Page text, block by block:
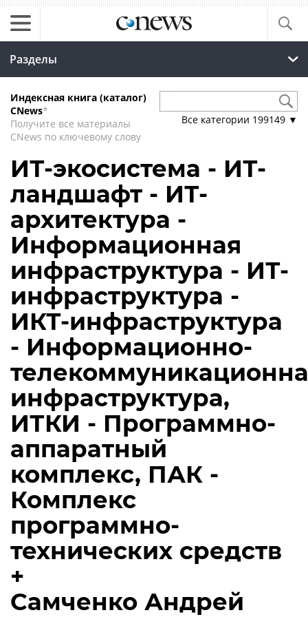
Разделы
Индексная книга (каталог)
CNews*
Получите все материалы
CNews по ключевому слову
Все категории 199149 ▼
ИТ-экосистема - ИТ-
ландшафт - ИТ-
архитектура -
Информационная
инфраструктура - ИТ-
инфраструктура -
ИКТ-инфраструктура
- Информационно-
инфраструктура,
ИТКИ - Программно-
аппаратный
комплекс, ПАК -
Комплекс
программно-
технических средств
+
Самченко Андрей